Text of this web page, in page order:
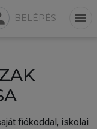
BELÉPÉS menu
fiókoddal, iskolai